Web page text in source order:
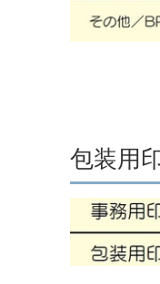
包装用